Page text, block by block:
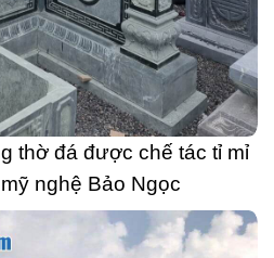
thờ đá được chế tác tỉ mỉ
nghệ Bảo Ngọc